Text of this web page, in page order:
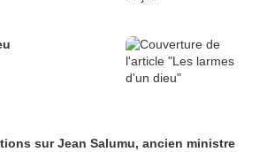
sur Jean Salumu, ancien ministre